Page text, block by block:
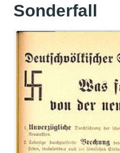
Sonderfall